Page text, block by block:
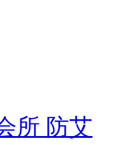
所 防艾